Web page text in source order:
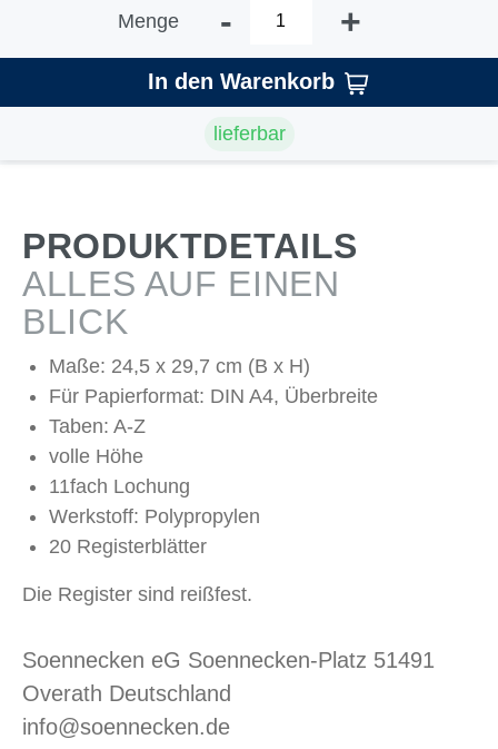
Menge - +
In den Warenkorb
lieferbar
PRODUKTDETAILS
ALLES AUF EINEN
BLICK
Maße: 24,5 x 29,7 cm (B x H)
Für Papierformat: DIN A4, Überbreite
Taben: A-Z
volle Höhe
11fach Lochung
Werkstoff: Polypropylen
20 Registerblätter
Die Register sind reißfest.
Soennecken eG Soennecken-Platz 51491
Overath Deutschland
info@soennecken.de